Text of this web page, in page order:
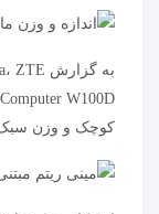
کوچک و وزن